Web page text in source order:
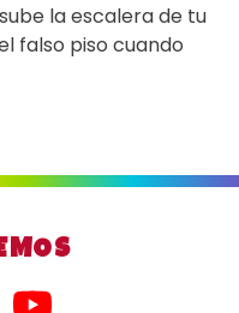
la escalera de tu
falso piso cuando
Youtube